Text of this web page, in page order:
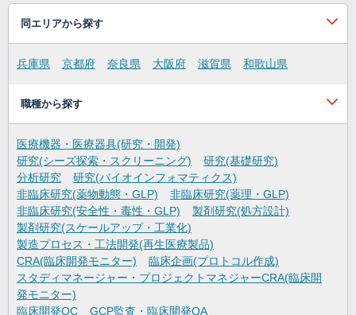
同エリアから探す
兵庫県 京都府 奈良県 大阪府 滋賀県 和歌山県
職種から探す
医療機器・医療器具(研究・開発)
研究(シーズ探索・スクリーニング)
研究(基礎研究)
分析研究
研究(バイオインフォマティクス)
非臨床研究(薬物動態・GLP)
非臨床研究(薬理・GLP)
非臨床研究(安全性・毒性・GLP)
製剤研究(処方設計)
製剤研究(スケールアップ・工業化)
製造プロセス・工法開発(再生医療製品)
CRA(臨床開発モニター)
臨床企画(プロトコル作成)
スタディマネージャー・プロジェクトマネジャーCRA(臨床開
発モニター)
臨床開発QC
GCP監査・臨床開発QA